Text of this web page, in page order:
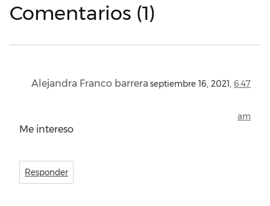
Comentarios (1)
Alejandra Franco barrera septiembre 16, 2021, 6:47
am
Me intereso
Responder